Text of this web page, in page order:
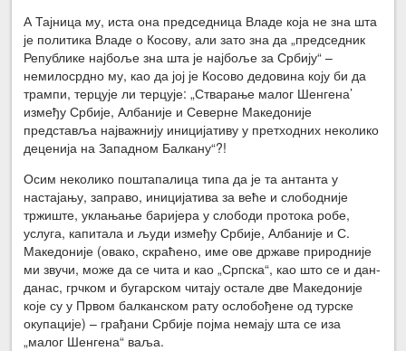
А Тајница му, иста она председница Владе која не зна шта
је политика Владе о Косову, али зато зна да „председник
Републике најбоље зна шта је најбоље за Србију“ –
немилосрдно му, као да јој је Косово дедовина коју би да
трампи, терцује ли терцује: „Стварање малог Шенгена’
између Србије, Албаније и Северне Македоније
представља најважнију иницијативу у претходних неколико
деценија на Западном Балкану“?!
Осим неколико поштапалица типа да је та антанта у
настајању, заправо, иницијатива за веће и слободније
тржиште, уклањање баријера у слободи протока робе,
услуга, капитала и људи између Србије, Албаније и С.
Македоније (овако, скраћено, име ове државе природније
ми звучи, може да се чита и као „Српска“, као што се и дан-
данас, грчком и бугарском читају остале две Македоније
које су у Првом балканском рату ослобођене од турске
окупације) – грађани Србије појма немају шта се иза
„малог Шенгена“ ваља.